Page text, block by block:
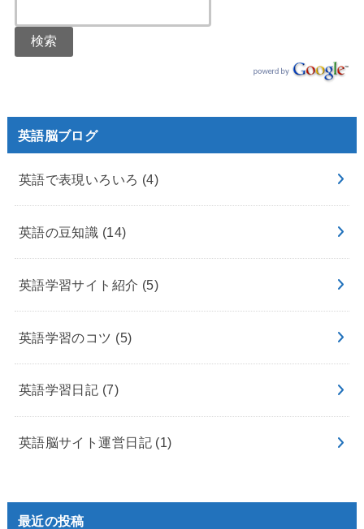
英語脳ブログ
英語で表現いろいろ (4)
英語の豆知識 (14)
英語学習サイト紹介 (5)
英語学習のコツ (5)
英語学習日記 (7)
英語脳サイト運営日記 (1)
最近の投稿